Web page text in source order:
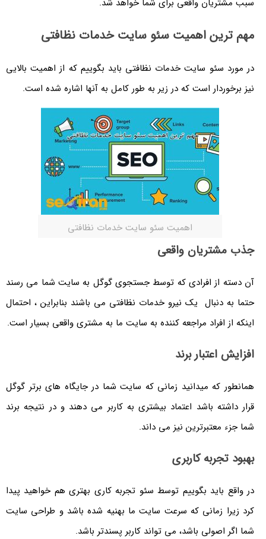
سبب مشتریان واقعی برای شما خواهد شد.
مهم ترین اهمیت سئو سایت خدمات نظافتی
در مورد سئو سایت خدمات نظافتی باید بگوییم که از اهمیت بالایی
نیز برخوردار است که در زیر به طور کامل به آنها اشاره شده است.
اهمیت سئو سایت خدمات نظافتی
جذب مشتریان واقعی
آن دسته از افرادی که توسط جستجوی گوگل به سایت شما می رسند
حتما به دنبال یک نیرو خدمات نظافتی می باشند بنابراین ، احتمال
اینکه از افراد مراجعه کننده به سایت ما به مشتری واقعی بسیار است.
افزایش اعتبار برند
همانطور که میدانید زمانی که سایت شما در جایگاه های برتر گوگل
قرار داشته باشد اعتماد بیشتری به کاربر می دهند و در نتیجه برند
شما جزء معتبرترین نیز می داند.
بهبود تجربه کاربری
در واقع باید بگوییم توسط سئو تجربه کاری بهتری هم خواهید پیدا
کرد زیرا زمانی که سرعت سایت ما بهنیه شده باشد و طراحی سایت
شما اگر اصولی باشد، می تواند کاربر پسندتر باشد.